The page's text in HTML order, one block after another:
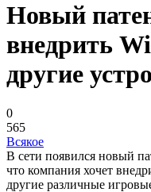
Новый
внедрить
другие
0
565
Всякое
В сети появился новый
что компания хочет
другие различные